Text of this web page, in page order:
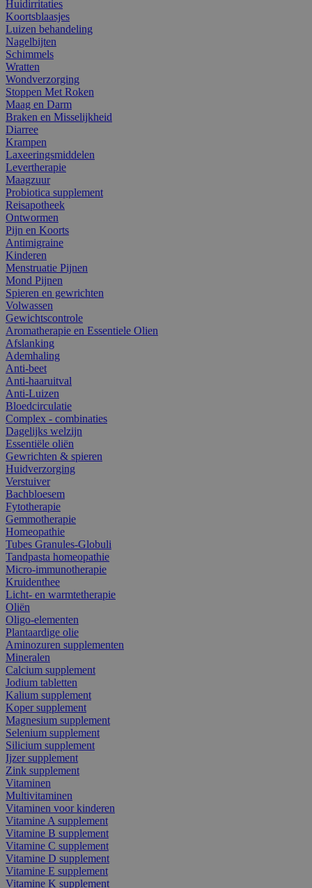
Huidirritaties
Koortsblaasjes
Luizen behandeling
Nagelbijten
Schimmels
Wratten
Wondverzorging
Stoppen Met Roken
Maag en Darm
Braken en Misselijkheid
Diarree
Krampen
Laxeeringsmiddelen
Levertherapie
Maagzuur
Probiotica supplement
Reisapotheek
Ontwormen
Pijn en Koorts
Antimigraine
Kinderen
Menstruatie Pijnen
Mond Pijnen
Spieren en gewrichten
Volwassen
Gewichtscontrole
Aromatherapie en Essentiele Olien
Afslanking
Ademhaling
Anti-beet
Anti-haaruitval
Anti-Luizen
Bloedcirculatie
Complex - combinaties
Dagelijks welzijn
Essentiële oliën
Gewrichten & spieren
Huidverzorging
Verstuiver
Bachbloesem
Fytotherapie
Gemmotherapie
Homeopathie
Tubes Granules-Globuli
Tandpasta homeopathie
Micro-immunotherapie
Kruidenthee
Licht- en warmtetherapie
Oliën
Oligo-elementen
Plantaardige olie
Aminozuren supplementen
Mineralen
Calcium supplement
Jodium tabletten
Kalium supplement
Koper supplement
Magnesium supplement
Selenium supplement
Silicium supplement
Ijzer supplement
Zink supplement
Vitaminen
Multivitaminen
Vitaminen voor kinderen
Vitamine A supplement
Vitamine B supplement
Vitamine C supplement
Vitamine D supplement
Vitamine E supplement
Vitamine K supplement